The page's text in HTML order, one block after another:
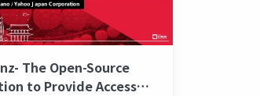
The Open-Source
to Provide Access